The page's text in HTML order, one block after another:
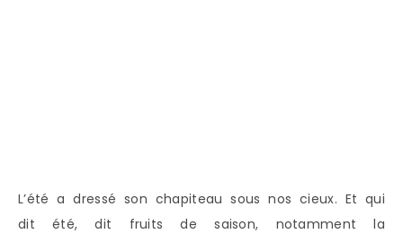
L’été a dressé son chapiteau sous nos cieux. Et qui
dit été, dit fruits de saison, notamment la